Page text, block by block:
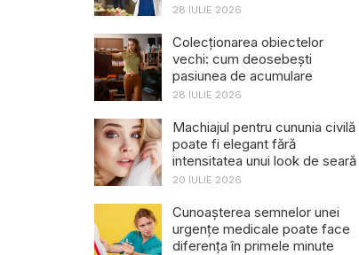
28 IULIE 2026
Colecționarea obiectelor
vechi: cum deosebești
pasiunea de acumulare
28 IULIE 2026
Machiajul pentru cununia civilă
poate fi elegant fără
intensitatea unui look de seară
20 IULIE 2026
Cunoașterea semnelor unei
urgențe medicale poate face
diferența în primele minute